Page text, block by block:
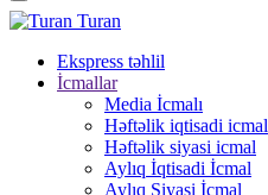
Turan
Ekspress təhlil
İcmallar
Media İcmalı
Həftəlik iqtisadi icmal
Həftəlik siyasi icmal
Aylıq İqtisadi İcmal
Aylıq Siyasi İcmal